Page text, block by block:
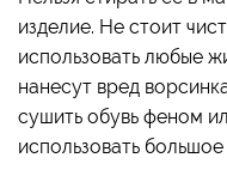
изделие. Не стоит
использовать любые
нанесут вред
сушить обувь феном
использовать